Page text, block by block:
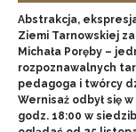
Abstrakcja,
Ziemi Tarnowskiej
Michała Poręby –
rozpoznawalnych
pedagoga i twórcy
Wernisaż odbył się
godz. 18:00 w